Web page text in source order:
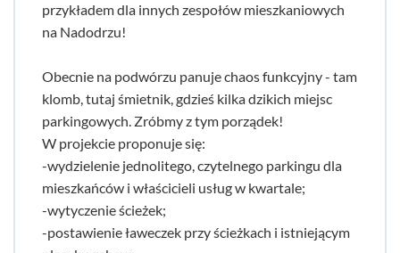
przykładem dla innych zespołów mieszkaniowych
na Nadodrzu!
Obecnie na podwórzu panuje chaos funkcyjny - tam
klomb, tutaj śmietnik, gdzieś kilka dzikich miejsc
parkingowych. Zróbmy z tym porządek!
W projekcie proponuje się:
-wydzielenie jednolitego, czytelnego parkingu dla
mieszkańców i właścicieli usług w kwartale;
-wytyczenie ścieżek;
-postawienie ławeczek przy ścieżkach i istniejącym